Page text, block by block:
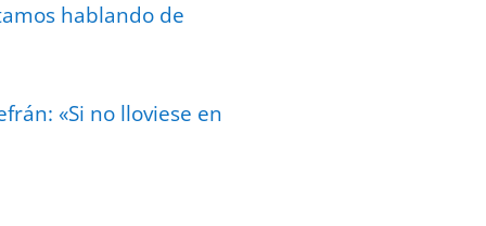
hablando de
«Si no lloviese en